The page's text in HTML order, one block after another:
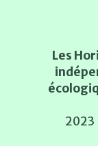
Les
2023